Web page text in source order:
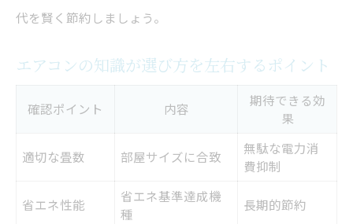
代を賢く節約しましょう。
エアコンの知識が選び方を左右するポイント
確認ポイント 内容
期待できる効
果
適切な畳数 部屋サイズに合致
無駄な電力消
費抑制
省エネ性能
省エネ基準達成機
種
長期的節約